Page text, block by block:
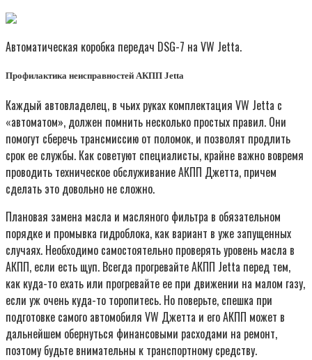
Автоматическая коробка передач DSG-7 на VW Jetta.
Профилактика неисправностей АКПП Jetta
Каждый автовладелец, в чьих руках комплектация VW Jetta с
«автоматом», должен помнить несколько простых правил. Они
помогут сберечь трансмиссию от поломок, и позволят продлить
срок ее службы. Как советуют специалисты, крайне важно вовремя
проводить техническое обслуживание АКПП Джетта, причем
сделать это довольно не сложно.
Плановая замена масла и масляного фильтра в обязательном
порядке и промывка гидроблока, как вариант в уже запущенных
случаях. Необходимо самостоятельно проверять уровень масла в
АКПП, если есть щуп. Всегда прогревайте АКПП Jetta перед тем,
как куда-то ехать или прогревайте ее при движении на малом газу,
если уж очень куда-то торопитесь. Но поверьте, спешка при
подготовке самого автомобиля VW Джетта и его АКПП может в
дальнейшем обернуться финансовыми расходами на ремонт,
поэтому будьте внимательны к транспортному средству.